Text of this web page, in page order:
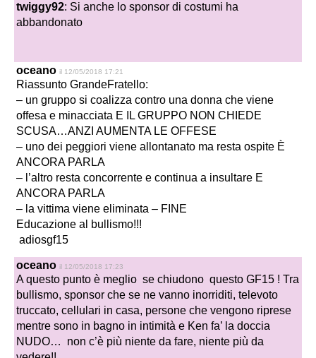
twiggy92: Si anche lo sponsor di costumi ha
abbandonato
oceano il 12/05/2018 17:21
Riassunto GrandeFratello:
– un gruppo si coalizza contro una donna che viene
offesa e minacciata E IL GRUPPO NON CHIEDE
SCUSA…ANZI AUMENTA LE OFFESE
– uno dei peggiori viene allontanato ma resta ospite È
ANCORA PARLA
– l’altro resta concorrente e continua a insultare E
ANCORA PARLA
– la vittima viene eliminata – FINE
Educazione al bullismo!!!
adiosgf15
oceano il 12/05/2018 17:23
A questo punto è meglio se chiudono questo GF15 ! Tra
bullismo, sponsor che se ne vanno inorriditi, televoto
truccato, cellulari in casa, persone che vengono riprese
mentre sono in bagno in intimità e Ken fa’ la doccia
NUDO… non c’è più niente da fare, niente più da